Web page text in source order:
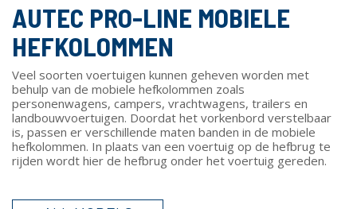
AUTEC PRO-LINE MOBIELE
HEFKOLOMMEN
Veel soorten voertuigen kunnen geheven worden met
behulp van de mobiele hefkolommen zoals
personenwagens, campers, vrachtwagens, trailers en
landbouwvoertuigen. Doordat het vorkenbord verstelbaar
is, passen er verschillende maten banden in de mobiele
hefkolommen. In plaats van een voertuig op de hefbrug te
rijden wordt hier de hefbrug onder het voertuig gereden.